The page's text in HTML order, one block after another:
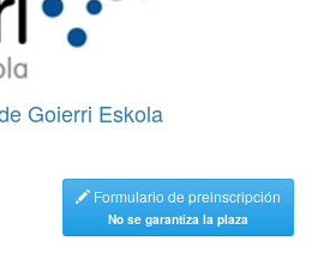
Goierri Eskola
Formulario de preinscripción
No se garantiza la plaza